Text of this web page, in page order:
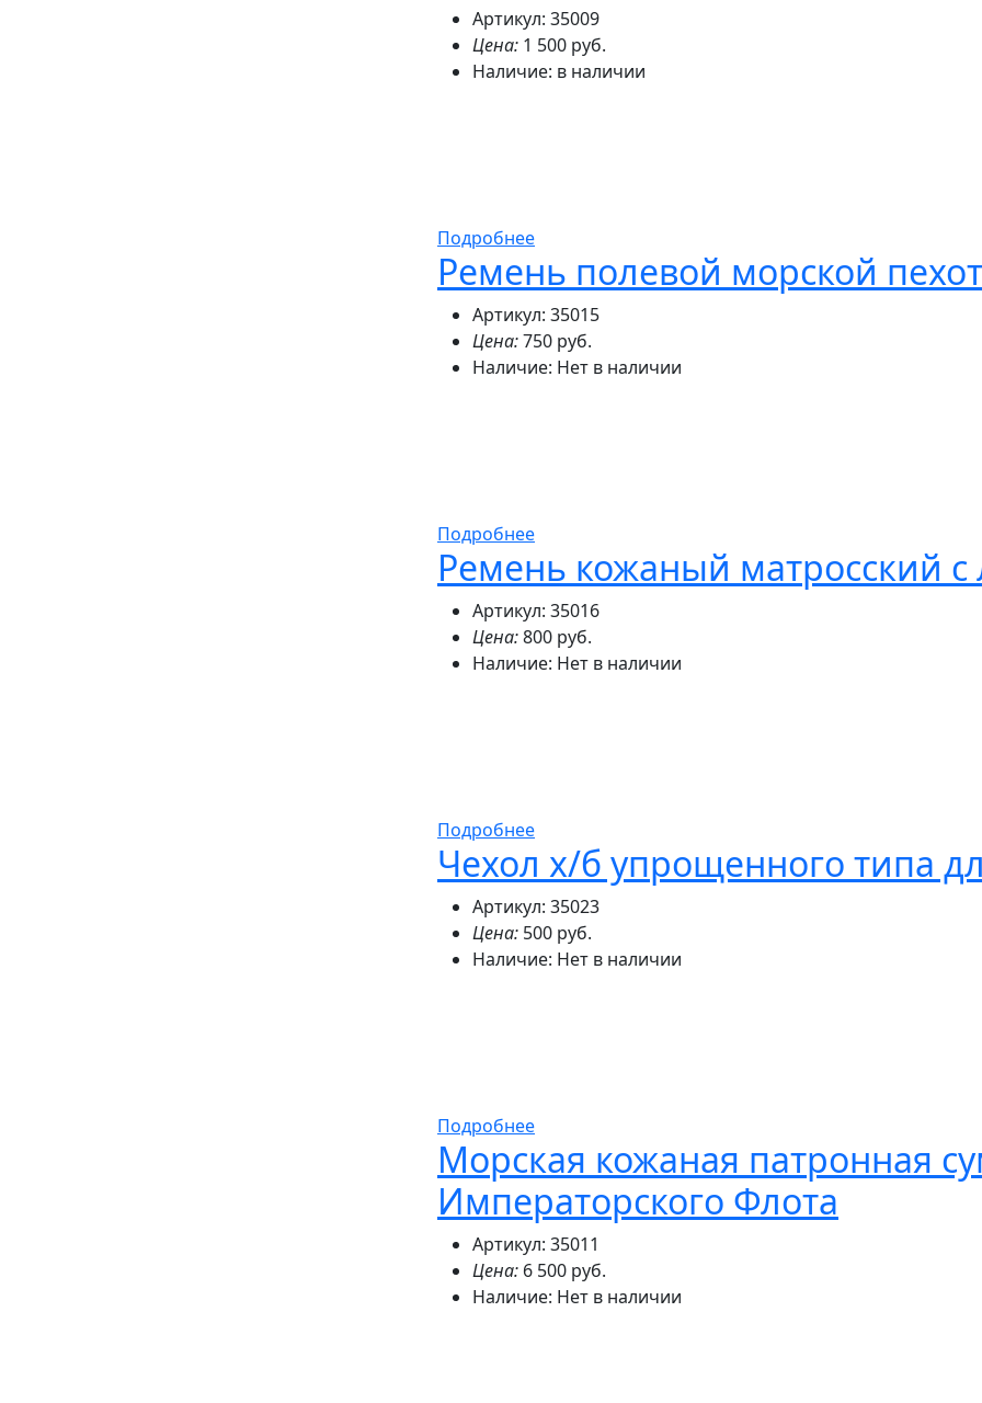
Артикул: 35009
Цена: 1 500 руб.
Наличие: в наличии
Подробнее
Ремень полевой морской
Артикул: 35015
Цена:750 руб.
Наличие: Нет в наличии
Подробнее
Ремень кожаный матросский
Артикул: 35016
Цена:800 руб.
Наличие: Нет в наличии
Подробнее
Чехол х/б упрощенного типа
Артикул: 35023
Цена: 500 руб.
Наличие: Нет в наличии
Подробнее
Морская кожаная патронная
Императорского Флота
Артикул: 35011
Цена: 6 500 руб.
Наличие: Нет в наличии